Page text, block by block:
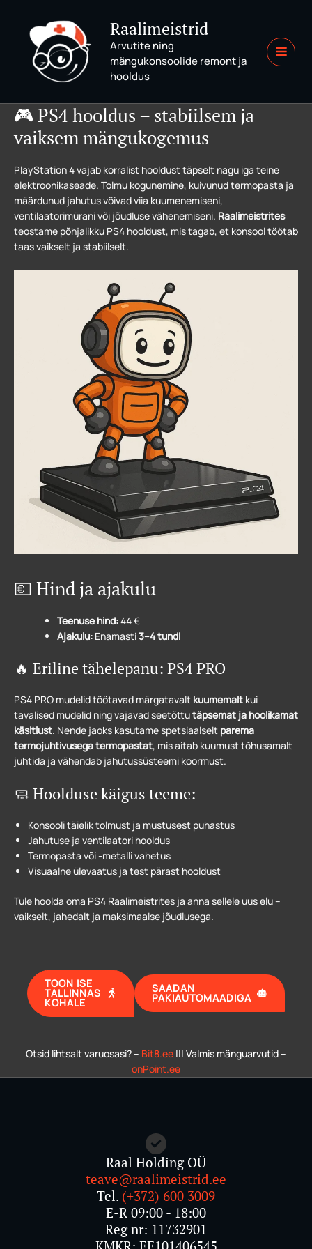
content
Raalimeistrid
Arvutite ning
mängukonsoolide remont ja
hooldus
🎮 PS4 hooldus – stabiilsem ja
vaiksem mängukogemus
PlayStation 4 vajab korralist hooldust täpselt nagu iga teine
elektroonikaseade. Tolmu kogunemine, kuivunud termopasta ja
määrdunud jahutus võivad viia kuumenemiseni,
ventilaatorimürani või jõudluse vähenemiseni. Raalimeistrites
teostame põhjalikku PS4 hooldust, mis tagab, et konsool töötab
taas vaikselt ja stabiilselt.
💶 Hind ja ajakulu
Teenuse hind:44 €
Ajakulu: Enamasti3–4 tundi
🔥 Eriline tähelepanu: PS4 PRO
PS4 PRO mudelid töötavad märgatavalt kuumemalt kui
tavalised mudelid ning vajavad seetõttutäpsemat ja hoolikamat
käsitlust. Nende jaoks kasutame spetsiaalselt parema
termojuhtivusega termopastat, mis aitab kuumust tõhusamalt
juhtida ja vähendab jahutussüsteemi koormust.
🧼 Hoolduse käigus teeme:
Konsooli täielik tolmust ja mustusest puhastus
Jahutuse ja ventilaatori hooldus
Termopasta või -metalli vahetus
Visuaalne ülevaatus ja test pärast hooldust
Tule hoolda oma PS4 Raalimeistrites ja anna sellele uus elu –
vaikselt, jahedalt ja maksimaalse jõudlusega.
TOON ISE
TALLINNAS
KOHALE
SAADAN
PAKIAUTOMAADIGA
Otsid lihtsalt varuosasi? – Bit8.ee ||| Valmis mänguarvutid –
onPoint.ee
Raal Holding OÜ
teave@raalimeistrid.ee
Tel. (+372) 600 3009
E-R 09:00 - 18:00
Reg nr: 11732901